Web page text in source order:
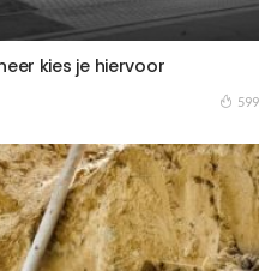
kies je hiervoor
599